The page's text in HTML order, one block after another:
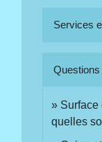
Services
Surface
quelles